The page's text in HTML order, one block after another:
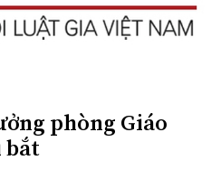
phòng Giáo
bắt